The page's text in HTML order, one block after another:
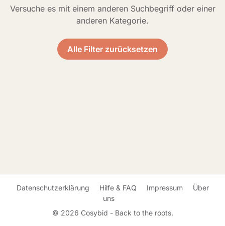
Versuche es mit einem anderen Suchbegriff oder einer
anderen Kategorie.
Alle Filter zurücksetzen
Datenschutzerklärung Hilfe & FAQ Impressum
Über
uns
© 2026 Cosybid - Back to the roots.